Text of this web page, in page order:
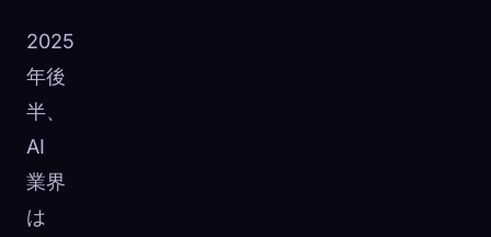
2025
年後
半、
AI
業界
は